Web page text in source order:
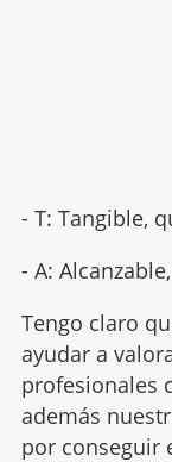
- T: Tangible,
- A:
Tengo claro
ayudar a
profesionales
además
por conseguir